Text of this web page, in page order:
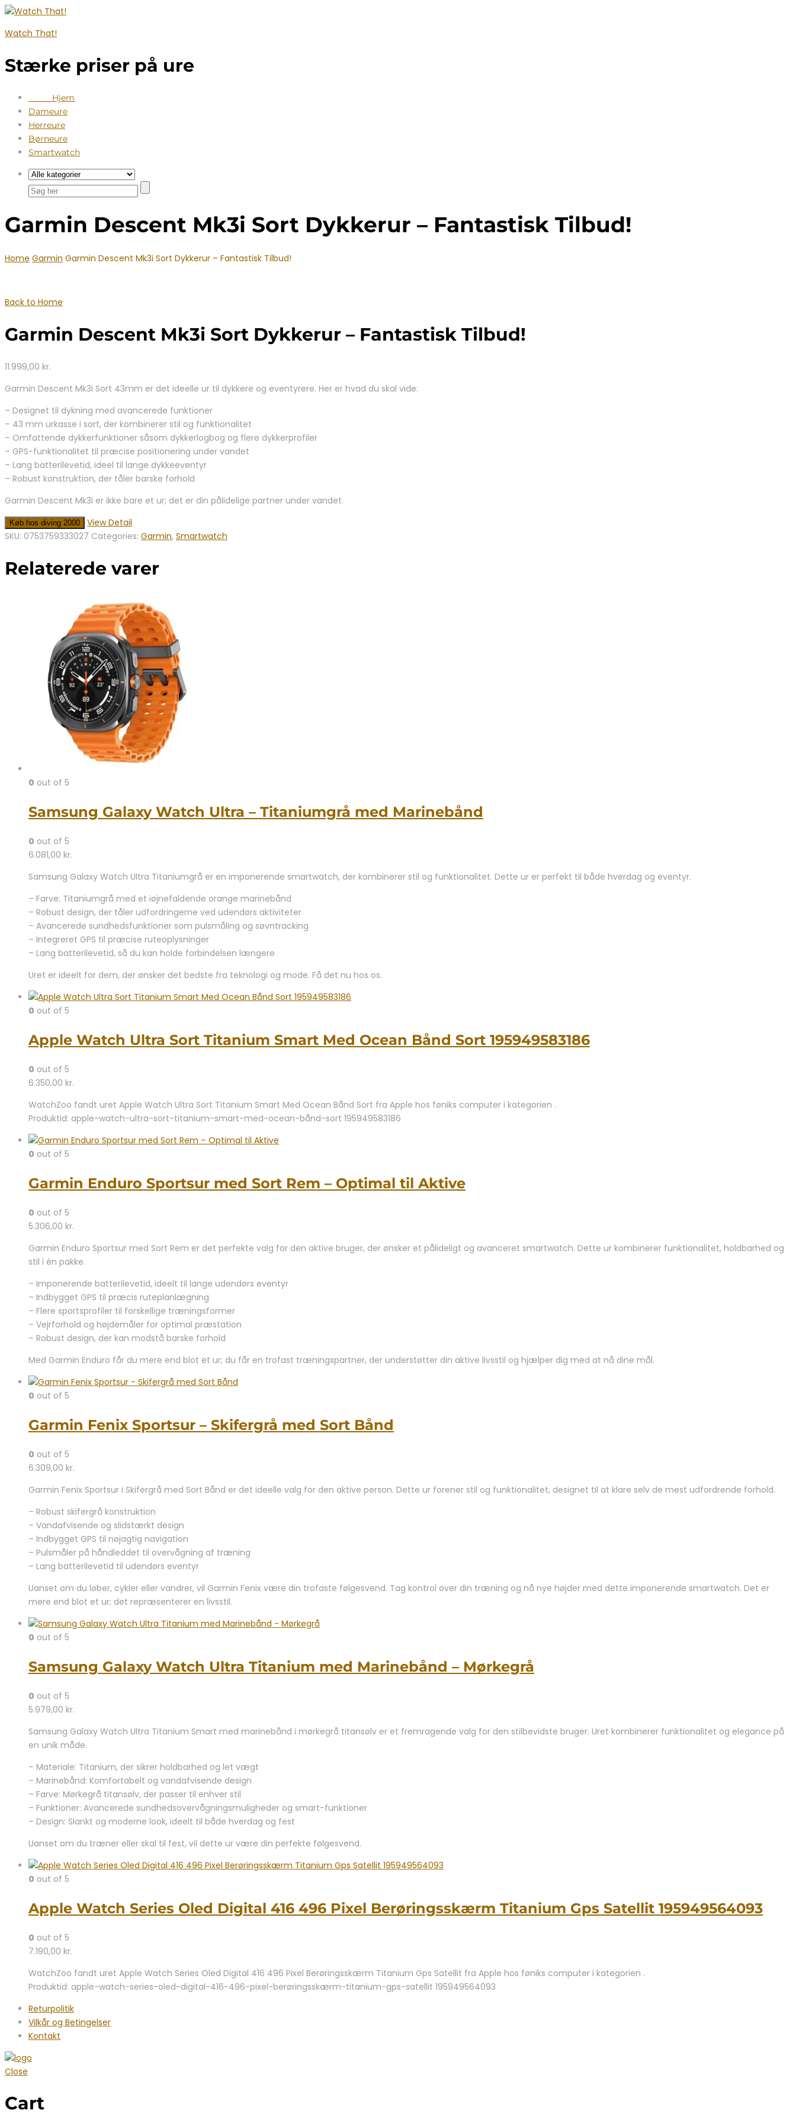
Watch That!
Stærke priser på ure
Hjem
Dameure
Herreure
Børneure
Smartwatch
Garmin Descent Mk3i Sort Dykkerur – Fantastisk Tilbud!
Home Garmin Garmin Descent Mk3i Sort Dykkerur – Fantastisk Tilbud!
Back to Home
Garmin Descent Mk3i Sort Dykkerur – Fantastisk Tilbud!
11.999,00 kr.
Garmin Descent Mk3i Sort 43mm er det ideelle ur til dykkere og eventyrere. Her er hvad du skal vide:
– Designet til dykning med avancerede funktioner
– 43 mm urkasse i sort, der kombinerer stil og funktionalitet
– Omfattende dykkerfunktioner såsom dykkerlogbog og flere dykkerprofiler
– GPS-funktionalitet til præcise positionering under vandet
– Lang batterilevetid, ideel til lange dykkeeventyr
– Robust konstruktion, der tåler barske forhold
Garmin Descent Mk3i er ikke bare et ur; det er din pålidelige partner under vandet.
Køb hos diving 2000
View Detail
SKU: 0753759333027 Categories: Garmin, Smartwatch
Relaterede varer
0 out of 5
Samsung Galaxy Watch Ultra – Titaniumgrå med Marinebånd
0 out of 5
6.081,00 kr.
Samsung Galaxy Watch Ultra Titaniumgrå er en imponerende smartwatch, der kombinerer stil og funktionalitet. Dette ur er perfekt til både hverdag og eventyr.
– Farve: Titaniumgrå med et iøjnefaldende orange marinebånd
– Robust design, der tåler udfordringerne ved udendørs aktiviteter
– Avancerede sundhedsfunktioner som pulsmåling og søvntracking
– Integreret GPS til præcise ruteoplysninger
– Lang batterilevetid, så du kan holde forbindelsen længere
Uret er ideelt for dem, der ønsker det bedste fra teknologi og mode. Få det nu hos os.
0 out of 5
Apple Watch Ultra Sort Titanium Smart Med Ocean Bånd Sort 195949583186
0 out of 5
6.350,00 kr.
WatchZoo fandt uret Apple Watch Ultra Sort Titanium Smart Med Ocean Bånd Sort fra Apple hos føniks computer i kategorien .
Produktid: apple-watch-ultra-sort-titanium-smart-med-ocean-bånd-sort 195949583186
0 out of 5
Garmin Enduro Sportsur med Sort Rem – Optimal til Aktive
0 out of 5
5.306,00 kr.
Garmin Enduro Sportsur med Sort Rem er det perfekte valg for den aktive bruger, der ønsker et pålideligt og avanceret smartwatch. Dette ur kombinerer funktionalitet, holdbarhed og
stil i én pakke.
– Imponerende batterilevetid, ideelt til lange udendørs eventyr
– Indbygget GPS til præcis ruteplanlægning
– Flere sportsprofiler til forskellige træningsformer
– Vejrforhold og højdemåler for optimal præstation
– Robust design, der kan modstå barske forhold
Med Garmin Enduro får du mere end blot et ur; du får en trofast træningspartner, der understøtter din aktive livsstil og hjælper dig med at nå dine mål.
0 out of 5
Garmin Fenix Sportsur – Skifergrå med Sort Bånd
0 out of 5
6.309,00 kr.
Garmin Fenix Sportsur i Skifergrå med Sort Bånd er det ideelle valg for den aktive person. Dette ur forener stil og funktionalitet, designet til at klare selv de mest udfordrende forhold.
– Robust skifergrå konstruktion
– Vandafvisende og slidstærkt design
– Indbygget GPS til nøjagtig navigation
– Pulsmåler på håndleddet til overvågning af træning
– Lang batterilevetid til udendørs eventyr
Uanset om du løber, cykler eller vandrer, vil Garmin Fenix være din trofaste følgesvend. Tag kontrol over din træning og nå nye højder med dette imponerende smartwatch. Det er
mere end blot et ur; det repræsenterer en livsstil.
0 out of 5
Samsung Galaxy Watch Ultra Titanium med Marinebånd – Mørkegrå
0 out of 5
5.979,00 kr.
Samsung Galaxy Watch Ultra Titanium Smart med marinebånd i mørkegrå titansølv er et fremragende valg for den stilbevidste bruger. Uret kombinerer funktionalitet og elegance på
en unik måde.
– Materiale: Titanium, der sikrer holdbarhed og let vægt
– Marinebånd: Komfortabelt og vandafvisende design
– Farve: Mørkegrå titansølv, der passer til enhver stil
– Funktioner: Avancerede sundhedsovervågningsmuligheder og smart-funktioner
– Design: Slankt og moderne look, ideelt til både hverdag og fest
Uanset om du træner eller skal til fest, vil dette ur være din perfekte følgesvend.
0 out of 5
Apple Watch Series Oled Digital 416 496 Pixel Berøringsskærm Titanium Gps Satellit 195949564093
0 out of 5
7.190,00 kr.
WatchZoo fandt uret Apple Watch Series Oled Digital 416 496 Pixel Berøringsskærm Titanium Gps Satellit fra Apple hos føniks computer i kategorien .
Produktid: apple-watch-series-oled-digital-416-496-pixel-berøringsskærm-titanium-gps-satellit 195949564093
Returpolitik
Vilkår og Betingelser
Kontakt
Close
Cart